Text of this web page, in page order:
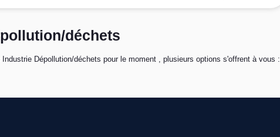
déchets
Dépollution/déchets pour le moment , plusieurs options s'offrent à vous :